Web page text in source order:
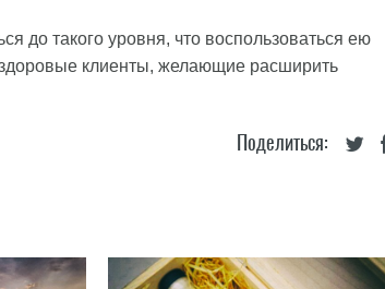
до такого уровня, что воспользоваться ею
клиенты, желающие расширить
Поделиться: